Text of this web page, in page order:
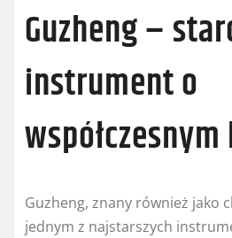
Guzheng –
instrument o
Guzheng, znany również jako
jednym z najstarszych